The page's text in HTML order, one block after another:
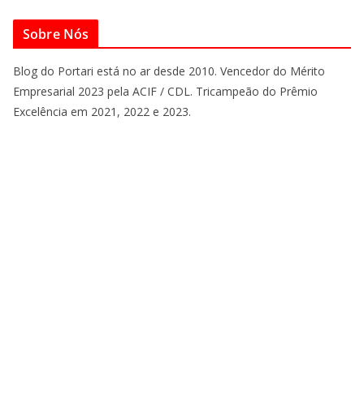
Sobre Nós
Blog do Portari está no ar desde 2010. Vencedor do Mérito
Empresarial 2023 pela ACIF / CDL. Tricampeão do Prêmio
Excelência em 2021, 2022 e 2023.